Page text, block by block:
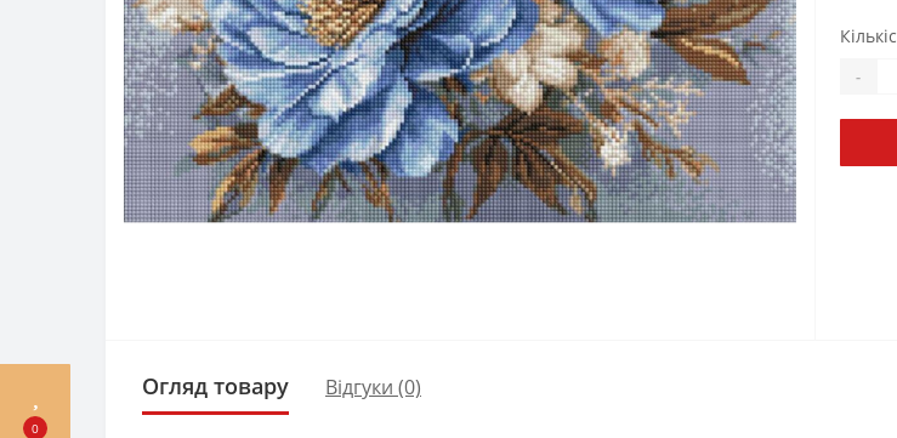
0
-
Огляд товару Відгуки (0)